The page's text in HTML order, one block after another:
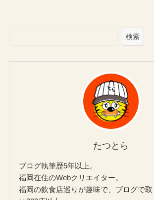
検索
たつとら
ブログ執筆歴5年以上。
福岡在住のWebクリエイター。
福岡の飲食店巡りが趣味で、ブログで